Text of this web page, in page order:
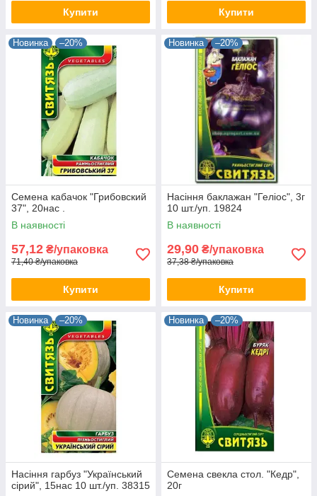
Купити Купити
Новинка –20%
Семена кабачок "Грибовский
37", 20нас .
В наявності
57,12 ₴/упаковка
71,40 ₴/упаковка
Купити
Новинка –20%
Насіння баклажан "Геліос", 3г
10 шт./уп. 19824
В наявності
29,90 ₴/упаковка
37,38 ₴/упаковка
Купити
Новинка –20%
Насіння гарбуз "Український
сірий", 15нас 10 шт./уп. 38315
Новинка –20%
Семена свекла стол. "Кедр",
20г